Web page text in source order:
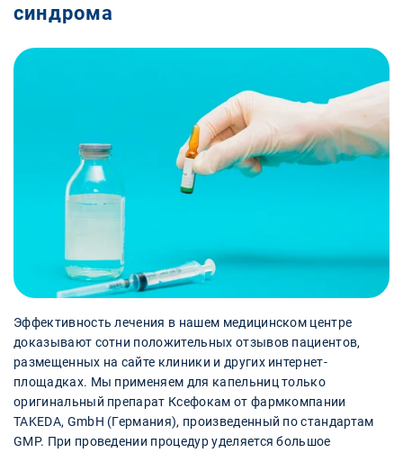
синдрома
Эффективность лечения в нашем медицинском центре
доказывают сотни положительных отзывов пациентов,
размещенных на сайте клиники и других интернет-
площадках. Мы применяем для капельниц только
оригинальный препарат Ксефокам от фармкомпании
TAKEDA, GmbH (Германия), произведенный по стандартам
GMP. При проведении процедур уделяется большое